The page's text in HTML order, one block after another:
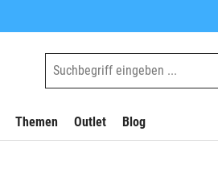
Themen Outlet Blog